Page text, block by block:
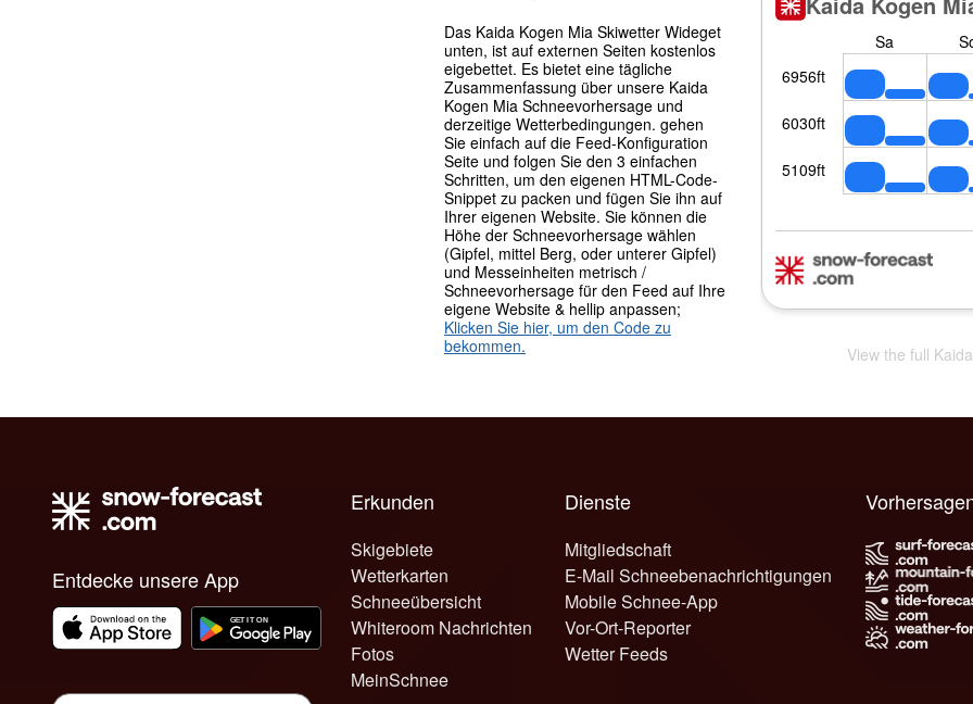
Das Kaida Kogen Mia Skiwetter Wideget
unten, ist auf externen Seiten kostenlos
eigebettet. Es bietet eine tägliche
Zusammenfassung über unsere Kaida
Kogen Mia Schneevorhersage und
derzeitige Wetterbedingungen. gehen
Sie einfach auf die Feed-Konfiguration
Seite und folgen Sie den 3 einfachen
Schritten, um den eigenen HTML-Code-
Snippet zu packen und fügen Sie ihn auf
Ihrer eigenen Website. Sie können die
Höhe der Schneevorhersage wählen
(Gipfel, mittel Berg, oder unterer Gipfel)
und Messeinheiten metrisch /
Schneevorhersage für den Feed auf Ihre
eigene Website & hellip anpassen;
Klicken Sie hier, um den Code zu
bekommen.
View the full
Entdecke unsere App
Erkunden
Skigebiete
Wetterkarten
Schneeübersicht
Whiteroom Nachrichten
Fotos
MeinSchnee
Dienste
Mitgliedschaft
E-Mail Schneebenachrichtigungen
Mobile Schnee-App
Vor-Ort-Reporter
Wetter Feeds